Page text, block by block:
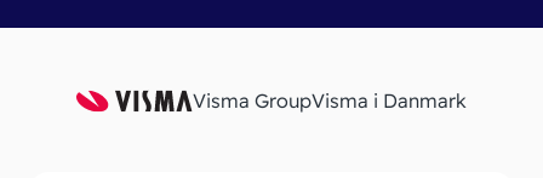
Visma GroupVisma i Danmark